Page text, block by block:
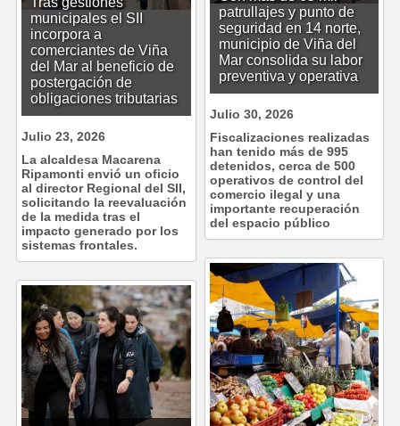
patrullajes y punto de
seguridad en 14 norte,
municipio de Viña del
Mar consolida su labor
preventiva y operativa
Julio 30, 2026
Fiscalizaciones realizadas
han tenido más de 995
detenidos, cerca de 500
operativos de control del
comercio ilegal y una
importante recuperación
del espacio público
municipales el SII
incorpora a
comerciantes de Viña
del Mar al beneficio de
postergación de
obligaciones tributarias
Julio 23, 2026
La alcaldesa Macarena
Ripamonti envió un oficio
al director Regional del SII,
solicitando la reevaluación
de la medida tras el
impacto generado por los
sistemas frontales.